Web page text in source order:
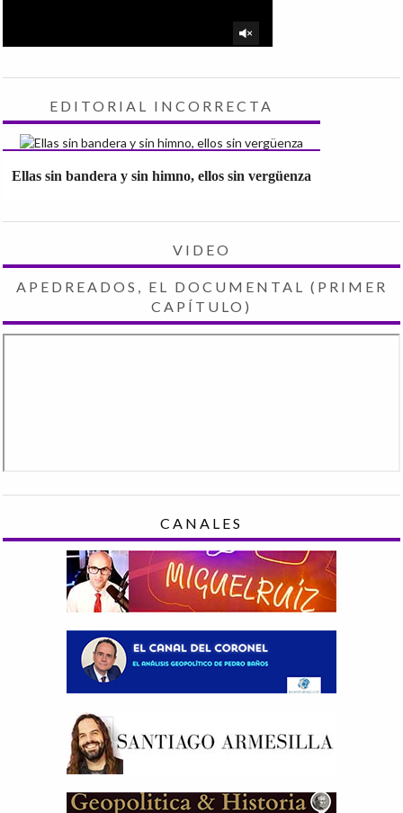
EDITORIAL INCORRECTA
Ellas sin bandera y sin himno, ellos sin vergüenza
VIDEO
APEDREADOS, EL DOCUMENTAL (PRIMER
CAPÍTULO)
CANALES